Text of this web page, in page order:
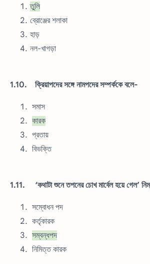
তুলি
ব্রোঞ্জের শলাকা
হাড়
নল-খাগড়া
1.10. ক্রিয়াপদের সঙ্গে নামপদের সম্পর্ককে বলে-
সমাস
কারক
প্রতায়
বিভক্তি
1.11. ‘কথাটা শুনে তপনের চোখ মার্বেল হয়ে গেল’
সম্বোধন পদ
কর্তৃকারক
সম্বন্ধপদ
নিমিত্ত কারক